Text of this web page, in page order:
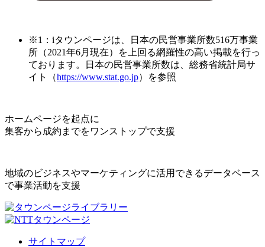
※1：iタウンページは、日本の民営事業所数516万事業
所（2021年6月現在）を上回る網羅性の高い掲載を行っ
ております。日本の民営事業所数は、総務省統計局サ
イト（https://www.stat.go.jp）を参照
ホームページを起点に
集客から成約までをワンストップで支援
地域のビジネスやマーケティングに活用できるデータベース
で事業活動を支援
サイトマップ